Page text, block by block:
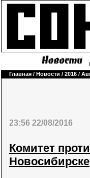
Главная / Новости / 2016 /
23:56 22/08/2016
Комитет
Новосибирске